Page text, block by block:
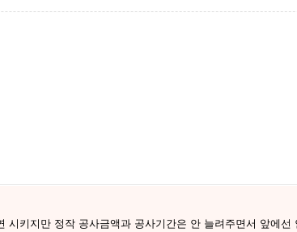
키지만 정작 공사금액과 공사기간은 안 늘려주면서 앞에